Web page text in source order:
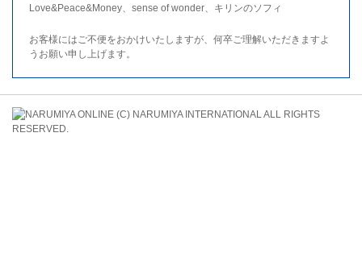
Love&Peace&Money、sense of wonder、キリンのソフィ
お客様にはご不便をおかけいたしますが、何卒ご理解いただきますよ
うお願い申し上げます。